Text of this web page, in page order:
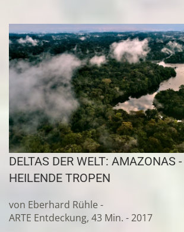
DELTAS DER WELT: AMAZONAS -
HEILENDE TROPEN
von Eberhard Rühle -
ARTE Entdeckung, 43 Min. - 2017